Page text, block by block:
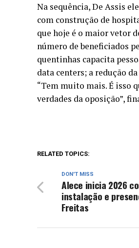
Na sequência, De Assis
com construção de
que hoje é o maior vetor
número de beneficiados
quentinhas capacita
data centers; a redução
“Tem muito mais. É isso
verdades da oposição”,
RELATED TOPICS:
DON'T MISS
Alece inicia 2026
instalação e
Freitas